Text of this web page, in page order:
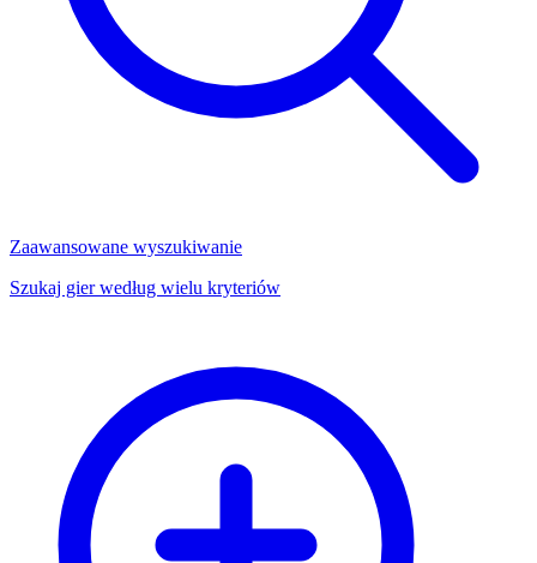
Zaawansowane wyszukiwanie
Szukaj gier według wielu kryteriów